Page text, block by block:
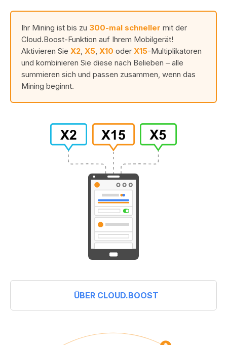
Ihr Mining ist bis zu 300-mal schneller mit der
Cloud.Boost-Funktion auf Ihrem Mobilgerät!
Aktivieren Sie X2 X5 X10 oder X15-Multiplikatoren
und kombinieren Sie diese nach Belieben – alle
summieren sich und passen zusammen, wenn das
Mining beginnt.
ÜBER CLOUD.BOOST